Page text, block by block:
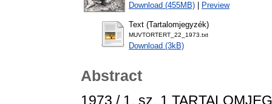
Download (455MB) Preview
Text (Tartalomjegyzék)
MUVTORTERT_22_1973.txt
Download (3kB)
Abstract
1973 / 1. sz. 1